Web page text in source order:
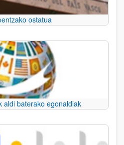
ostatua
aldi baterako egonaldiak